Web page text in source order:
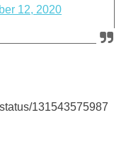
12, 2020
131543575987